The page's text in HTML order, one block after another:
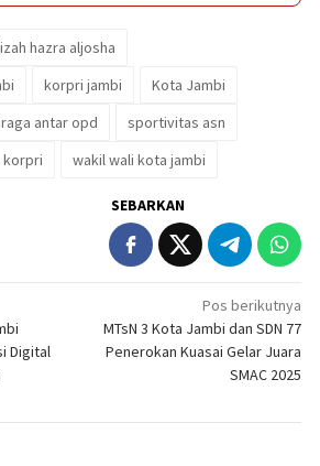
hazra aljosha
korpri jambi
Kota Jambi
antar opd
sportivitas asn
korpri
wakil wali kota jambi
SEBARKAN
Digital
Pos berikutnya
MTsN 3 Kota Jambi dan SDN 77
Penerokan Kuasai Gelar Juara
SMAC 2025